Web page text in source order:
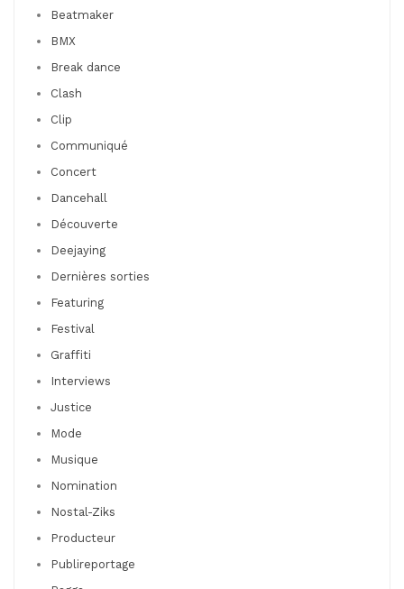
Beatmaker
BMX
Break dance
Clash
Clip
Communiqué
Concert
Dancehall
Découverte
Deejaying
Dernières sorties
Featuring
Festival
Graffiti
Interviews
Justice
Mode
Musique
Nomination
Nostal-Ziks
Producteur
Publireportage